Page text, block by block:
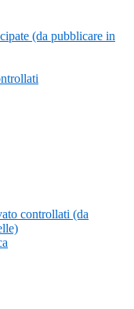
(da pubblicare in
controllati (da